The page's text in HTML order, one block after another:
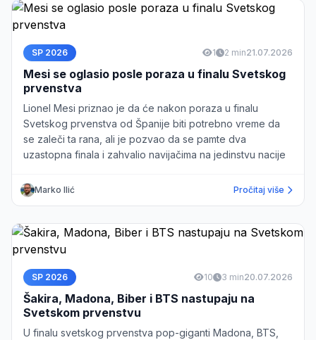
SP 2026 1 2 min21.07.2026
Mesi se oglasio posle poraza u finalu Svetskog
prvenstva
Lionel Mesi priznao je da će nakon poraza u finalu
Svetskog prvenstva od Španije biti potrebno vreme da
se zaleči ta rana, ali je pozvao da se pamte dva
uzastopna finala i zahvalio navijačima na jedinstvu nacije
Marko Ilić Pročitaj više
SP 2026 10 3 min20.07.2026
Šakira, Madona, Biber i BTS nastupaju na
Svetskom prvenstvu
U finalu svetskog prvenstva pop-giganti Madona, BTS,